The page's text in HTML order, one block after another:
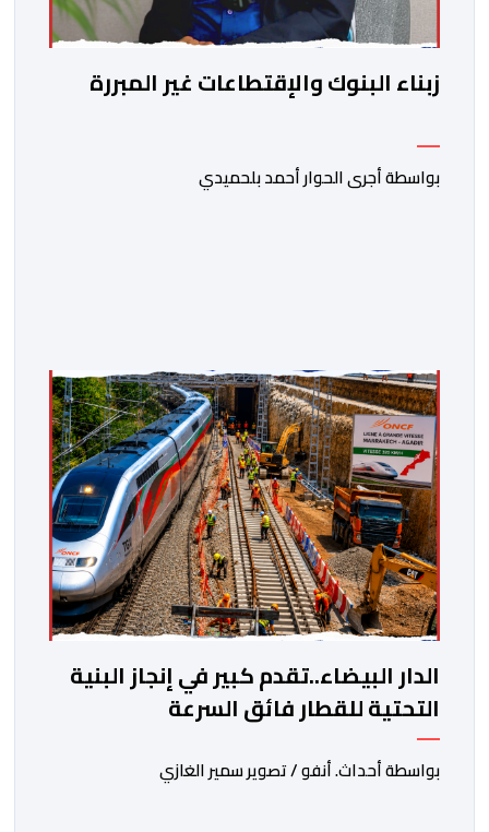
زبناء البنوك والإقتطاعات غير المبررة
بواسطة أجرى الحوار أحمد بلحميدي
الدار البيضاء..تقدم كبير في إنجاز البنية
التحتية للقطار فائق السرعة
بواسطة أحداث. أنفو / تصوير سمير الغازي